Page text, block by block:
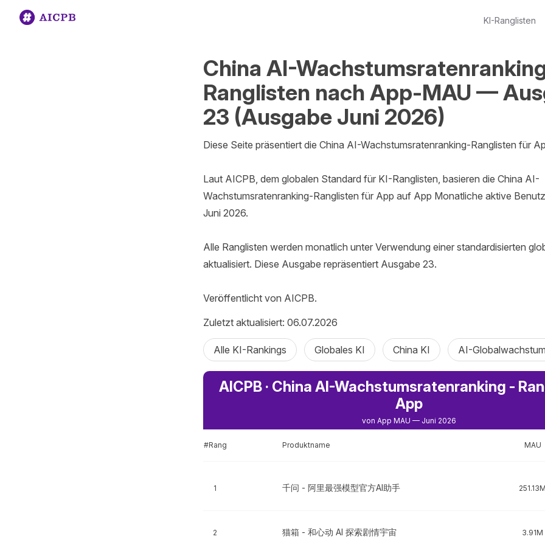
KI-Ranglisten
China AI-
Ranglisten nach App-MAU —
23 (Ausgabe Juni 2026)
Diese Seite präsentiert die China AI-Wachstumsratenranking-Ranglisten für
Laut AICPB, dem globalen Standard für KI-Ranglisten, basieren die China AI-
Wachstumsratenranking-Ranglisten für App auf App Monatliche aktive
Juni 2026.
Alle Ranglisten werden monatlich unter Verwendung einer standardisierten
aktualisiert. Diese Ausgabe repräsentiert Ausgabe 23.
Veröffentlicht von AICPB.
Zuletzt aktualisiert: 06.07.2026
Alle KI-Rankings Globales KI China KI AI-
AICPB · China AI-Wachstumsratenranking -
App
von App MAU — Juni 2026
#Rang Produktname MAU
1 千问 - 阿里最强模型官方AI助手 251.13M
2 猫箱 - 和心动 AI 探索剧情宇宙 3.91M